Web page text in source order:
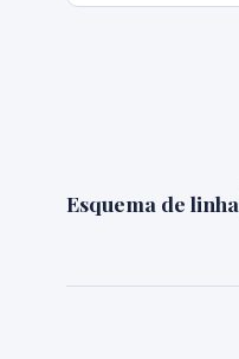
Esquema de linha